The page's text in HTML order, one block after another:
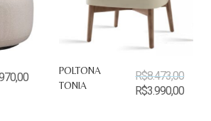
POLTONA
TONIA
R$8.473,00
R$3.990,00